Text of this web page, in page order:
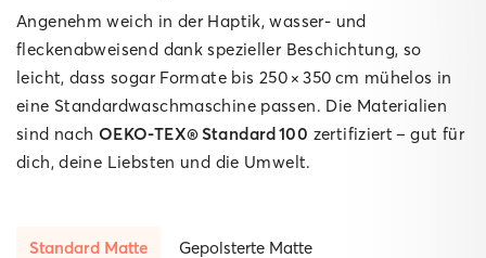
Angenehm weich in der Haptik, wasser‑ und
fleckenabweisend dank spezieller Beschichtung, so
leicht, dass sogar Formate bis 250 × 350 cm mühelos in
eine Standard­waschmaschine passen. Die Materialien
sind nach OEKO‑TEX® Standard 100 zertifiziert – gut für
dich, deine Liebsten und die Umwelt.
Standard Matte Gepolsterte Matte